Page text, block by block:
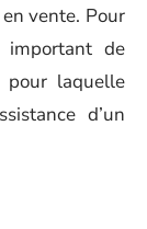
vente. Pour
de
pour laquelle
d’un